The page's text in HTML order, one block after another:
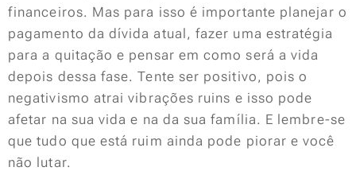
financeiros. Mas para isso é importante planejar o
pagamento da dívida atual, fazer uma estratégia
para a quitação e pensar em como será a vida
depois dessa fase. Tente ser positivo, pois o
negativismo atrai vibrações ruins e isso pode
afetar na sua vida e na da sua família. E lembre-se
que tudo que está ruim ainda pode piorar e você
não lutar.